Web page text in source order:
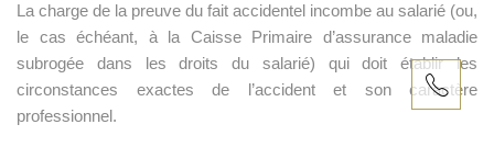
La charge de la preuve du fait accidentel incombe au salarié (ou,
le cas échéant, à la Caisse Primaire d’assurance maladie
subrogée dans les droits du salarié) qui doit établir les
circonstances exactes de l’accident et son caractère
professionnel.